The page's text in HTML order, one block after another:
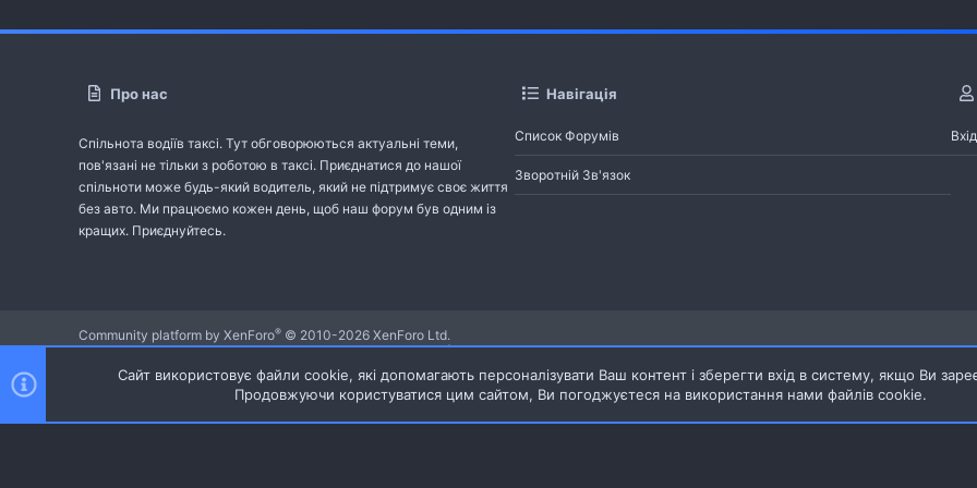
Про нас
Спільнота водіїв таксі. Тут обговорюються актуальні теми,
пов'язані не тільки з роботою в таксі. Приєднатися до нашої
спільноти може будь-який водитель, який не підтримує своє життя
без авто. Ми працюємо кожен день, щоб наш форум був одним із
кращих. Приєднуйтесь.
Навігація
Список Форумів
Зворотній Зв'язок
Вхід
Українська (UA) Зворотній зв'язок
Community platform by XenForo® © 2010-2026 XenForo Ltd.
Community platform by XenForo © 2010-2022 XenForo Ltd. | dev:Pages
Сайт використовує файли cookie, які допомагають персоналізувати Ваш контент і зберегти вхід в систему, якщо Ви
Продовжуючи користуватися цим сайтом, Ви погоджуєтеся на використання нами файлів cookie.